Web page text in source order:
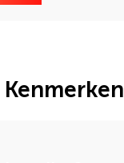
Kenmerken